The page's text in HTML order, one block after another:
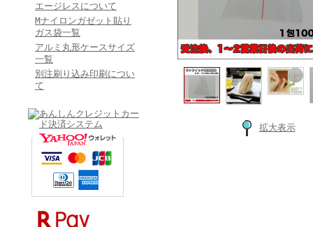
エージレスについて
Mナイロンガゼット貼り
ガス袋一覧
アルミ丸形ケースサイズ
一覧
別注刷り込み印刷につい
て
拡大表示